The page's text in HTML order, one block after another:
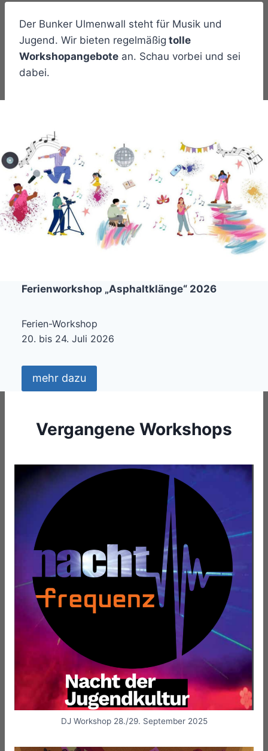
Der Bunker Ulmenwall steht für Musik und
Jugend. Wir bieten regelmäßig tolle
Workshopangebote an. Schau vorbei und sei
dabei.
Ferienworkshop „Asphaltklänge“ 2026
Ferien-Workshop
20. bis 24. Juli 2026
mehr dazu
Vergangene Workshops
DJ Workshop 28./29. September 2025